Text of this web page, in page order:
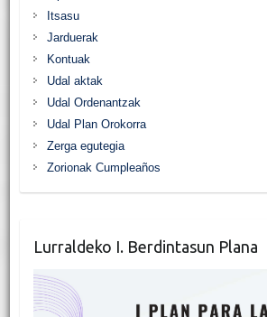
Itsasu
Jarduerak
Kontuak
Udal aktak
Udal Ordenantzak
Udal Plan Orokorra
Zerga egutegia
Zorionak Cumpleaños
Lurraldeko I. Berdintasun Plana